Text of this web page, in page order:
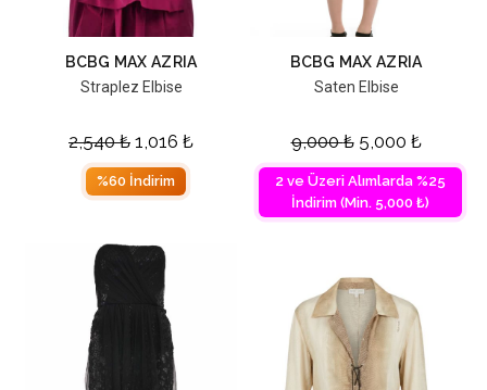
BCBG MAX AZRIA
Straplez Elbise
2,540₺ 1,016 ₺
%60 İndirim
BCBG MAX AZRIA
Saten Elbise
9,000₺ 5,000 ₺
2 ve Üzeri Alımlarda %25
İndirim (Min. 5,000 ₺)